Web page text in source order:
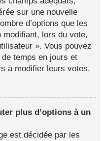
sur une nouvelle
d’options que les
lors du vote,
». Vous pouvez
temps en jours et
à modifier leurs votes.
plus d’options à un
est décidée par les